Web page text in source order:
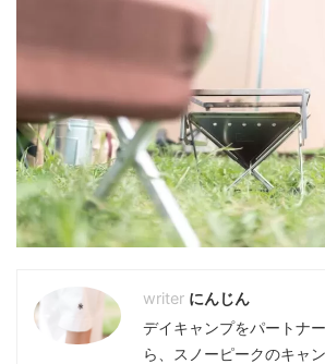
にんじん
デイキャンプをパートナ
ら、スノーピークのキャ